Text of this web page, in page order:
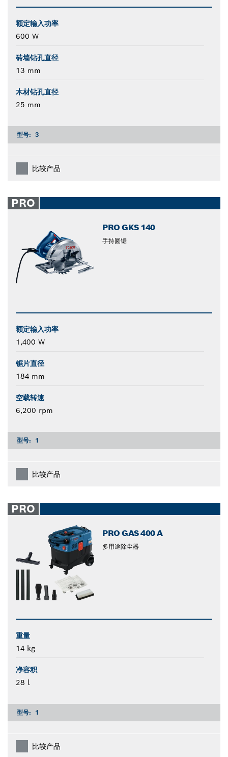
额定输入功率
600 W
砖墙钻孔直径
13 mm
木材钻孔直径
25 mm
型号: 3
比较产品
PRO
PRO GKS 140
手持圆锯
额定输入功率
1,400 W
锯片直径
184 mm
空载转速
6,200 rpm
型号: 1
比较产品
PRO
PRO GAS 400 A
多用途除尘器
重量
14 kg
净容积
28 l
型号: 1
比较产品